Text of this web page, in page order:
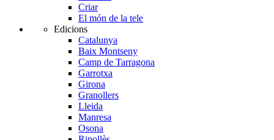
Criar
El món de la tele
Edicions
Catalunya
Baix Montseny
Camp de Tarragona
Garrotxa
Girona
Granollers
Lleida
Manresa
Osona